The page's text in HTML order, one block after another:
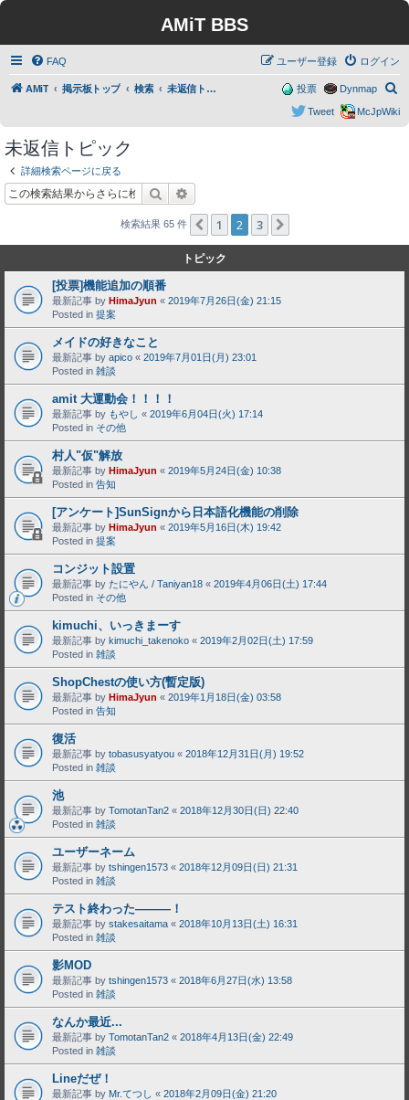
AMiT BBS
FAQ ログイン
ユーザー登録
AMiT 掲示板トップ 検索 未返信トピック
索
Dynmap
投票
McJpWiki
Tweet
未返信トピック
詳細検索ページに戻る
検索
検索結果 65 件 １つ前へ
1 2 3
トピック
[投票]機能追加の順番
最新記事 by HimaJyun « 2019年7月26日(金) 21:15
Posted in 提案
メイドの好きなこと
最新記事 by apico « 2019年7月01日(月) 23:01
Posted in 雑談
amit 大運動会！！！！
最新記事 by もやし « 2019年6月04日(火) 17:14
Posted in その他
村人"仮"解放
最新記事 by HimaJyun « 2019年5月24日(金) 10:38
Posted in 告知
[アンケート]SunSignから日本語化機能の削除
最新記事 by HimaJyun « 2019年5月16日(木) 19:42
Posted in 提案
コンジット設置
最新記事 by たにやん / Taniyan18 « 2019年4月06日(土) 17:44
Posted in その他
kimuchi、いっきまーす
最新記事 by kimuchi_takenoko « 2019年2月02日(土) 17:59
Posted in 雑談
ShopChestの使い方(暫定版)
最新記事 by HimaJyun « 2019年1月18日(金) 03:58
Posted in 告知
復活
最新記事 by tobasusyatyou « 2018年12月31日(月) 19:52
Posted in 雑談
池
最新記事 by TomotanTan2 « 2018年12月30日(日) 22:40
Posted in 雑談
ユーザーネーム
最新記事 by tshingen1573 « 2018年12月09日(日) 21:31
Posted in 雑談
テスト終わった―――！
最新記事 by stakesaitama « 2018年10月13日(土) 16:31
Posted in 雑談
影MOD
最新記事 by tshingen1573 « 2018年6月27日(水) 13:58
Posted in 雑談
なんか最近...
最新記事 by TomotanTan2 « 2018年4月13日(金) 22:49
Posted in 雑談
Lineだぜ！
最新記事 by Mr.てつし « 2018年2月09日(金) 21:20